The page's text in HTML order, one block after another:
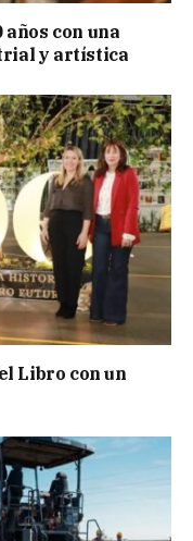
con una
y artística
Libro con un